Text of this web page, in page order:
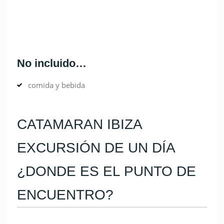
No incluido…
comida y bebida
CATAMARAN IBIZA
EXCURSIÓN DE UN DÍA
¿DONDE ES EL PUNTO DE
ENCUENTRO?